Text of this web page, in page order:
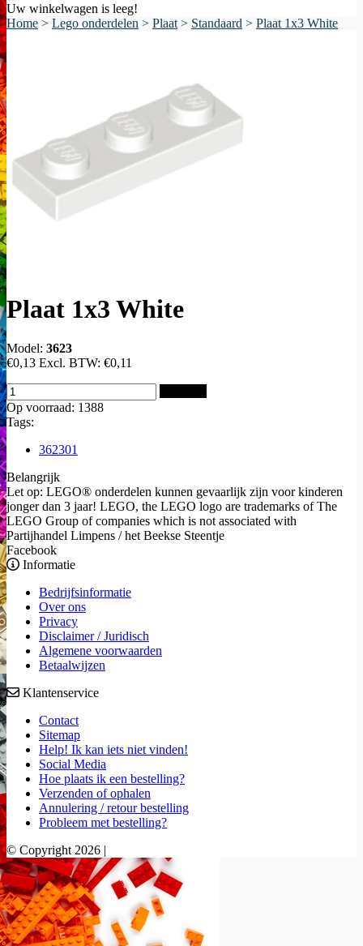
Uw winkelwagen is leeg!
Home > Lego onderdelen > Plaat > Standaard > Plaat 1x3 White
Plaat 1x3 White
Model: 3623
€0,13 Excl. BTW: €0,11
Op voorraad: 1388
Tags:
362301
Belangrijk
Let op: LEGO® onderdelen kunnen gevaarlijk zijn voor kinderen
jonger dan 3 jaar! LEGO, the LEGO logo are trademarks of The
LEGO Group of companies which is not associated with
Partijhandel Limpens / het Beekse Steentje
Facebook
Informatie
Bedrijfsinformatie
Over ons
Privacy
Disclaimer / Juridisch
Algemene voorwaarden
Betaalwijzen
Klantenservice
Contact
Sitemap
Help! Ik kan iets niet vinden!
Social Media
Hoe plaats ik een bestelling?
Verzenden of ophalen
Annulering / retour bestelling
Probleem met bestelling?
© Copyright 2026 |